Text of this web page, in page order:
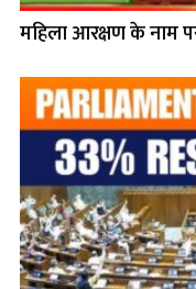
महिला आरक्षण के नाम